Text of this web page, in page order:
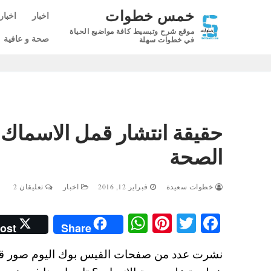
خمس خطوات
موقع شرح وتبسيط كافة مواضيع الحياة
في خطوات سهلة
اخبار
صحة و عافية
حقيقة انتشار قمل
الصحة
خطوات سعيدة فبراير 12, 2016 اخبار تعليقان 2
Fa
bo
T
tte
Pi
er
W
ha
ts
Share
نشرت عدد من صفحات الفيس بوك اليوم صور